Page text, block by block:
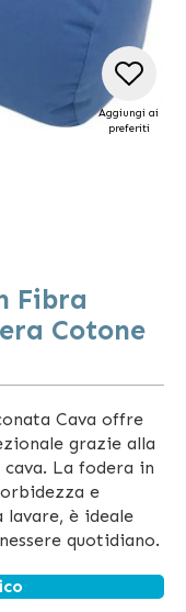
Aggiungi ai
preferiti
Fibra
Cotone
Cava offre
grazie alla
La fodera in
e
è ideale
quotidiano.